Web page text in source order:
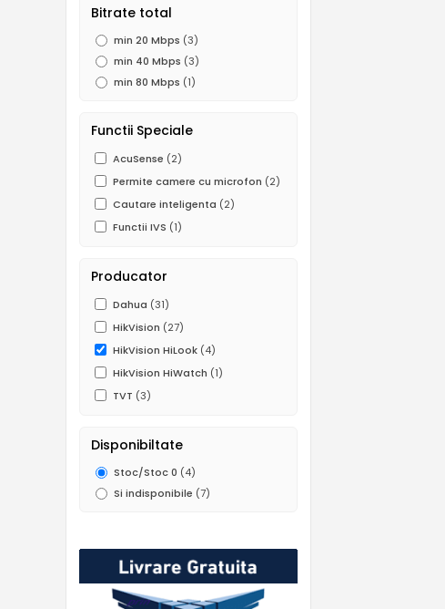
Bitrate total
min 20 Mbps (3)
min 40 Mbps (3)
min 80 Mbps (1)
Functii Speciale
AcuSense (2)
Permite camere cu microfon (2)
Cautare inteligenta (2)
Functii IVS (1)
Producator
Dahua (31)
HikVision (27)
HikVision HiLook (4)
HikVision HiWatch (1)
TVT (3)
Disponibiltate
Stoc/Stoc 0 (4)
Si indisponibile (7)